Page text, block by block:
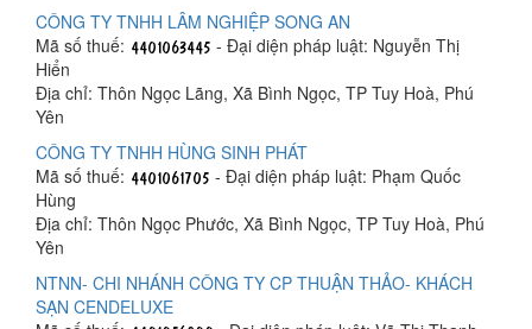
CÔNG TY TNHH LÂM NGHIỆP SONG AN
Mã số thuế:
- Đại diện pháp luật: Nguyễn Thị
Hiển
Địa chỉ: Thôn Ngọc Lãng, Xã Bình Ngọc, TP Tuy Hoà, Phú
Yên
CÔNG TY TNHH HÙNG SINH PHÁT
Mã số thuế:
- Đại diện pháp luật: Phạm Quốc
Hùng
Địa chỉ: Thôn Ngọc Phước, Xã Bình Ngọc, TP Tuy Hoà, Phú
Yên
NTNN- CHI NHÁNH CÔNG TY CP THUẬN THẢO- KHÁCH
SẠN CENDELUXE